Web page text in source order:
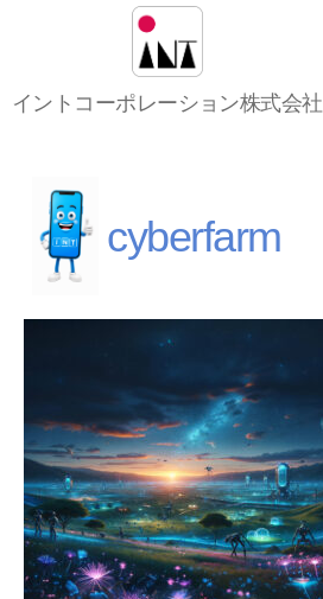
ン
レ
ョ
ン
式
会
社
イントコーポレーション株式会社
cyberfarm